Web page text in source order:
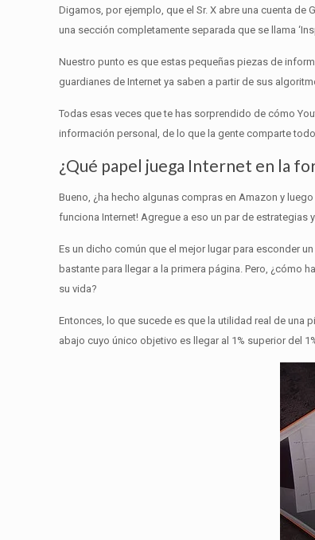
Digamos, por ejemplo, que el Sr. X abre una cuenta
una sección completamente separada que se llama
Nuestro punto es que estas pequeñas piezas de
guardianes de Internet ya saben a partir de sus
Todas esas veces que te has sorprendido de cómo
información personal, de lo que la gente comparte
¿Qué papel juega Internet en la
Bueno, ¿ha hecho algunas compras en Amazon y
funciona Internet!Agregue a eso un par de estrategias
Es un dicho común que el mejor lugar para esconder
bastante para llegar a la primera página.Pero, ¿cómo
su vida?
Entonces, lo que sucede es que la utilidad real de
abajo cuyo único objetivo es llegar al 1% superior del